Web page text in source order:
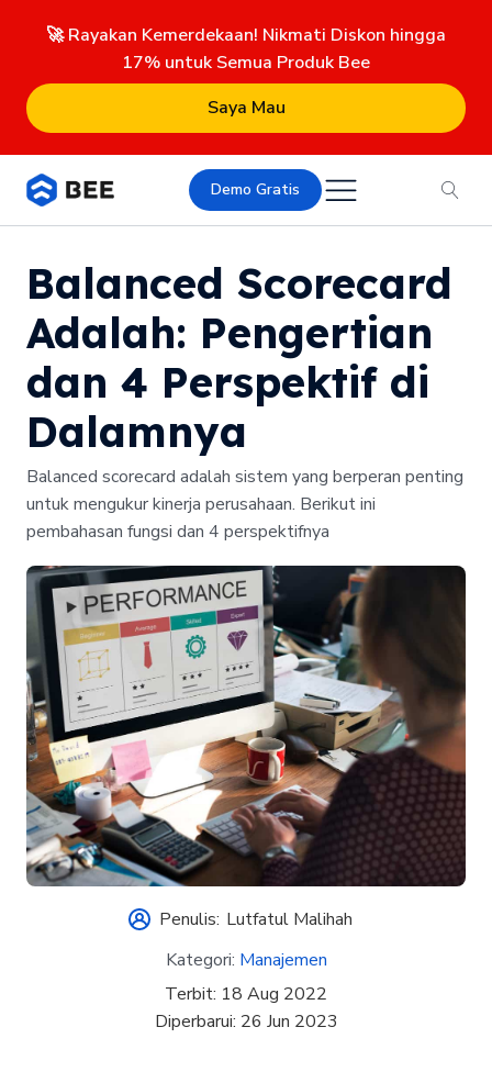
🚀 Rayakan Kemerdekaan! Nikmati Diskon hingga
17% untuk Semua Produk Bee
Saya Mau
Demo Gratis
Balanced Scorecard
Adalah: Pengertian
dan 4 Perspektif di
Dalamnya
Balanced scorecard adalah sistem yang berperan penting
untuk mengukur kinerja perusahaan. Berikut ini
pembahasan fungsi dan 4 perspektifnya
Penulis: Lutfatul Malihah
Kategori: Manajemen
Terbit: 18 Aug 2022
Diperbarui: 26 Jun 2023